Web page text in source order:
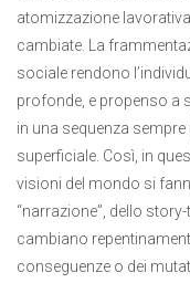
atomizzazione
cambiate. La
sociale rendono
profonde, e propenso a
in una sequenza
superficiale. Così, in
visioni del mondo si
“narrazione”, dello
cambiano
conseguenze o dei